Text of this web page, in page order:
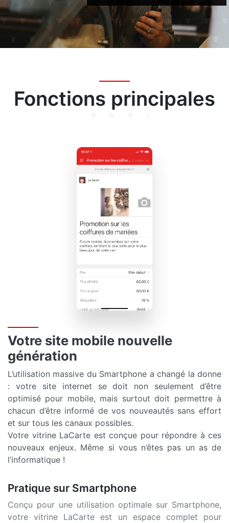
Fonctions principales
Votre site mobile nouvelle
génération
L’utilisation massive du Smartphone a changé la donne
: votre site internet se doit non seulement d’être
optimisé pour mobile, mais surtout doit permettre à
chacun d’être informé de vos nouveautés sans effort
et sur tous les canaux possibles.
Votre vitrine LaCarte est conçue pour répondre à ces
nouveaux enjeux. Même si vous n’êtes pas un as de
l’informatique !
Pratique sur Smartphone
Conçu pour une utilisation optimale sur Smartphone,
votre vitrine LaCarte est un espace complet pour